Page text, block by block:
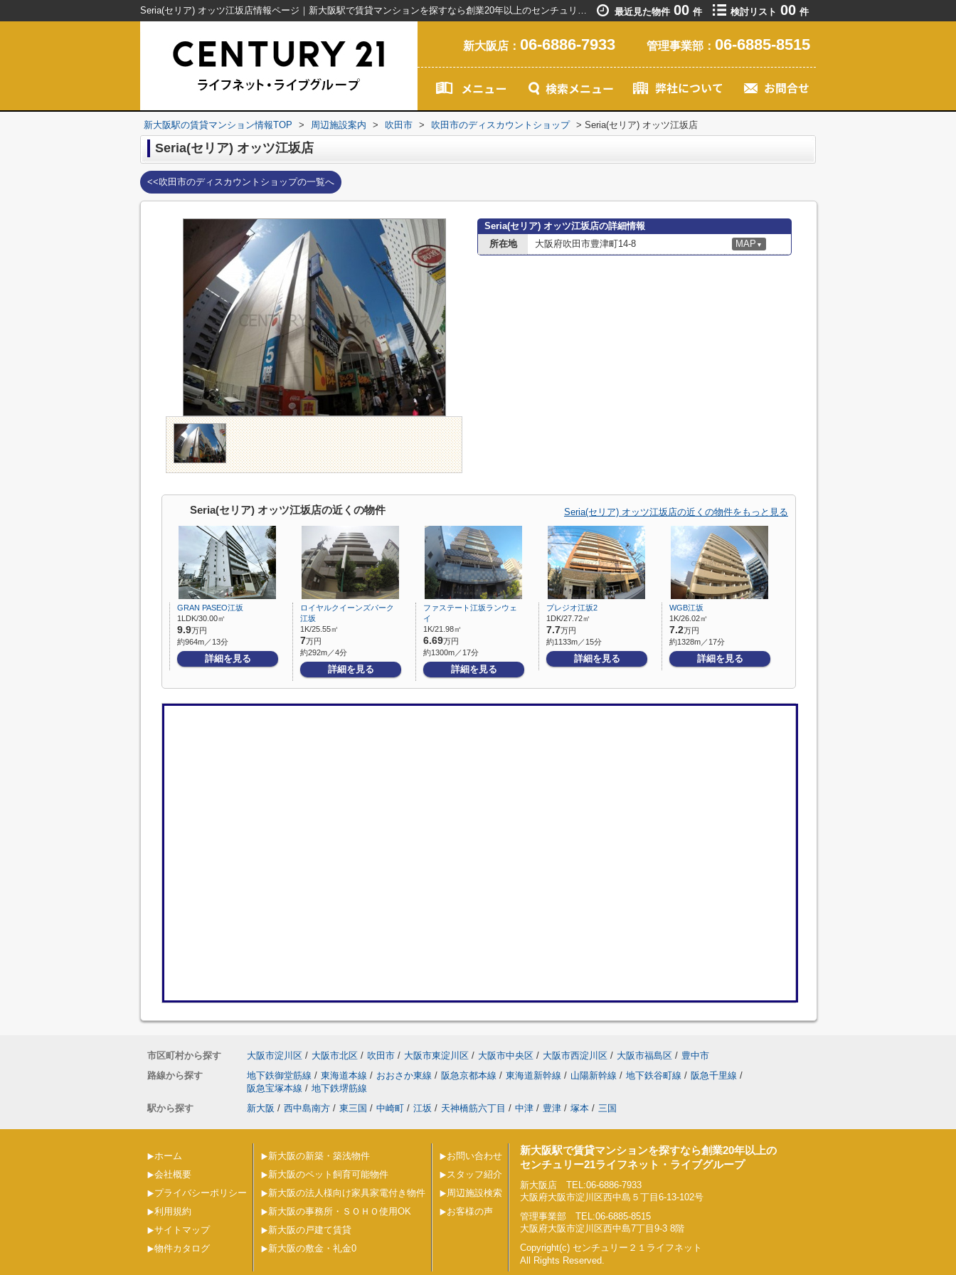
Seria(セリア) オッツ江坂店情報ページ｜新大阪駅で賃貸マンションを探すなら創業20年以上のセンチュリー21ライフネット・ライブグループ 最近見た物件 00 件 検討リスト 00 件
新大阪店： 06-6886-7933 管理事業部： 06-6885-8515
新大阪駅の賃貸マンション情報TOP > 周辺施設案内 > 吹田市 > 吹田市のディスカウントショップ > Seria(セリア) オッツ江坂店
Seria(セリア) オッツ江坂店
<<吹田市のディスカウントショップの一覧へ
Seria(セリア) オッツ江坂店の詳細情報
所在地
大阪府吹田市豊津町14-8 MAP ▼
Seria(セリア) オッツ江坂店の近くの物件 Seria(セリア) オッツ江坂店の近くの物件をもっと見る
GRAN PASEO江坂
1LDK/30.00㎡
9.9万円
約964m／13分
詳細を見る
ロイヤルクイーンズパーク
江坂
1K/25.55㎡
7万円
約292m／4分
詳細を見る
ファステート江坂ランウェ
イ
1K/21.98㎡
6.69万円
約1300m／17分
詳細を見る
プレジオ江坂2
1DK/27.72㎡
7.7万円
約1133m／15分
詳細を見る
WGB江坂
1K/26.02㎡
7.2万円
約1328m／17分
詳細を見る
市区町村から探す 大阪市淀川区 / 大阪市北区 / 吹田市 / 大阪市東淀川区 / 大阪市中央区 / 大阪市西淀川区 / 大阪市福島区 / 豊中市
路線から探す
地下鉄御堂筋線 / 東海道本線 / おおさか東線 / 阪急京都本線 / 東海道新幹線 / 山陽新幹線 / 地下鉄谷町線 / 阪急千里線 /
阪急宝塚本線 / 地下鉄堺筋線
駅から探す
新大阪 / 西中島南方 / 東三国 / 中崎町 / 江坂 / 天神橋筋六丁目 / 中津 / 豊津 / 塚本 / 三国
ホーム
会社概要
プライバシーポリシー
利用規約
サイトマップ
物件カタログ
新大阪の新築・築浅物件
新大阪のペット飼育可能物件
新大阪の法人様向け家具家電付き物件
新大阪の事務所・ＳＯＨＯ使用OK
新大阪の戸建て賃貸
新大阪の敷金・礼金0
お問い合わせ
スタッフ紹介
周辺施設検索
お客様の声
新大阪駅で賃貸マンションを探すなら創業20年以上の
センチュリー21ライフネット・ライブグループ
新大阪店 TEL:06-6886-7933
大阪府大阪市淀川区西中島５丁目6-13-102号
管理事業部 TEL:06-6885-8515
大阪府大阪市淀川区西中島7丁目9-3 8階
Copyright(c) センチュリー２１ライフネット
All Rights Reserved.